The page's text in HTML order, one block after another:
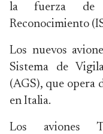
la fuerza de
Reconocimiento
Los nuevos
Sistema de
(AGS), que opera
en Italia.
Los aviones